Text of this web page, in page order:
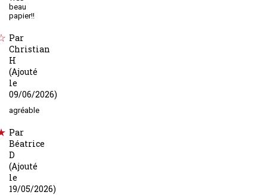
beau
papier!!
Par
Christian
H
(Ajouté
le
09/06/2026)
agréable
Par
Béatrice
D
(Ajouté
le
19/05/2026)